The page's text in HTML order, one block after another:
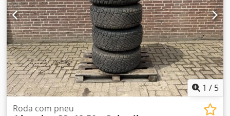
1 / 5
Roda com pneu